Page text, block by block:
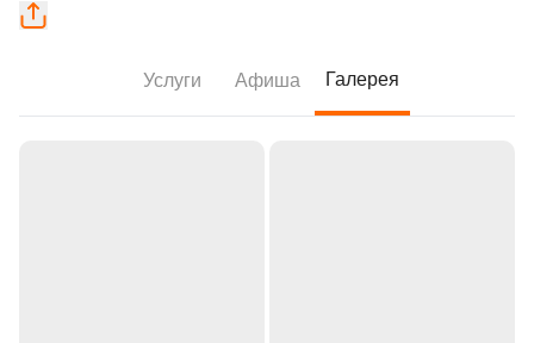
Услуги Афиша Галерея